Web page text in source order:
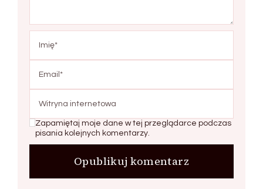
Zapamiętaj moje dane w tej przeglądarce podczas
pisania kolejnych komentarzy.